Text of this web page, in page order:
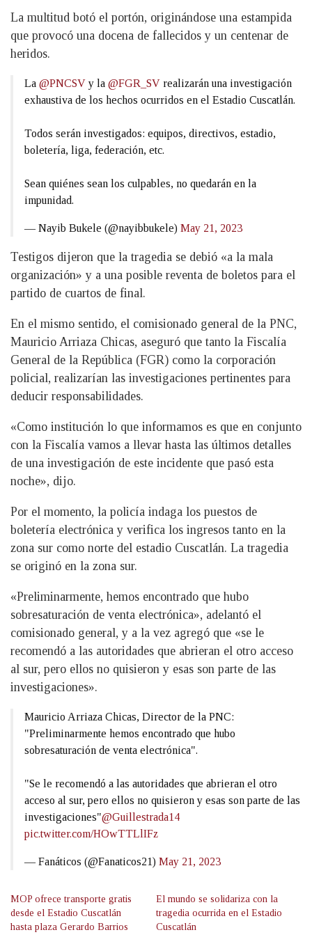
La multitud botó el portón, originándose una estampida
que provocó una docena de fallecidos y un centenar de
heridos.
La @PNCSV y la @FGR_SV realizarán una investigación
exhaustiva de los hechos ocurridos en el Estadio Cuscatlán.
Todos serán investigados: equipos, directivos, estadio,
boletería, liga, federación, etc.
Sean quiénes sean los culpables, no quedarán en la
impunidad.
— Nayib Bukele (@nayibbukele) May 21, 2023
Testigos dijeron que la tragedia se debió «a la mala
organización» y a una posible reventa de boletos para el
partido de cuartos de final.
En el mismo sentido, el comisionado general de la PNC,
Mauricio Arriaza Chicas, aseguró que tanto la Fiscalía
General de la República (FGR) como la corporación
policial, realizarían las investigaciones pertinentes para
deducir responsabilidades.
«Como institución lo que informamos es que en conjunto
con la Fiscalía vamos a llevar hasta las últimos detalles
de una investigación de este incidente que pasó esta
noche», dijo.
Por el momento, la policía indaga los puestos de
boletería electrónica y verifica los ingresos tanto en la
zona sur como norte del estadio Cuscatlán. La tragedia
se originó en la zona sur.
«Preliminarmente, hemos encontrado que hubo
sobresaturación de venta electrónica», adelantó el
comisionado general, y a la vez agregó que «se le
recomendó a las autoridades que abrieran el otro acceso
al sur, pero ellos no quisieron y esas son parte de las
investigaciones».
Mauricio Arriaza Chicas, Director de la PNC:
"Preliminarmente hemos encontrado que hubo
sobresaturación de venta electrónica".
"Se le recomendó a las autoridades que abrieran el otro
acceso al sur, pero ellos no quisieron y esas son parte de las
investigaciones"@Guillestrada14
pic.twitter.com/HOwTTLlIFz
— Fanáticos (@Fanaticos21) May 21, 2023
MOP ofrece transporte gratis
desde el Estadio Cuscatlán
hasta plaza Gerardo Barrios
El mundo se solidariza con la
tragedia ocurrida en el Estadio
Cuscatlán